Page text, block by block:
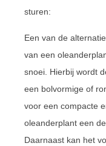
sturen:
Een van de
van een
snoei. Hierbij wordt
een bolvormige of
voor een compacte
oleanderplant een
Daarnaast kan het